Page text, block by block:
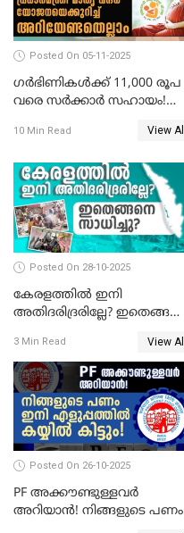
Posted On 05-11-2025
ഗർഭിണികൾക്ക് 11,000 രൂപ
വരെ സർക്കാർ സഹായം!
യോജനയെക്കുറിച്ച്
10 Min Read View All
Posted On 28-10-2025
കേരളത്തിൽ ഇനി
അതിദരിദ്രരില്ലേ? ഇതെങ്ങനെ
STATE FREE FROM EXTREME
POVERTY
3 Min Read View All
Posted On 26-10-2025
PF അക്കൗണ്ടുള്ളവർ
അറിയാൻ! നിങ്ങളുടെ പണം